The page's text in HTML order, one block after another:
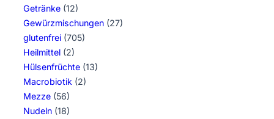
Getränke (12)
Gewürzmischungen (27)
glutenfrei (705)
Heilmittel (2)
Hülsenfrüchte (13)
Macrobiotik (2)
Mezze (56)
Nudeln (18)